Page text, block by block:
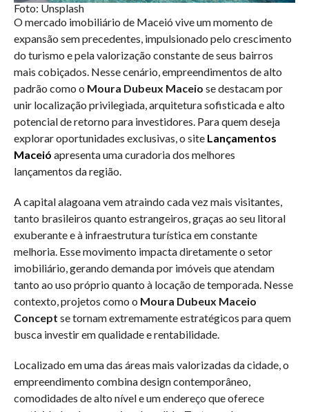
Foto: Unsplash
O mercado imobiliário de Maceió vive um momento de
expansão sem precedentes, impulsionado pelo crescimento
do turismo e pela valorização constante de seus bairros
mais cobiçados. Nesse cenário, empreendimentos de alto
padrão como o Moura Dubeux Maceio se destacam por
unir localização privilegiada, arquitetura sofisticada e alto
potencial de retorno para investidores. Para quem deseja
explorar oportunidades exclusivas, o site Lançamentos
Maceió apresenta uma curadoria dos melhores
lançamentos da região.
A capital alagoana vem atraindo cada vez mais visitantes,
tanto brasileiros quanto estrangeiros, graças ao seu litoral
exuberante e à infraestrutura turística em constante
melhoria. Esse movimento impacta diretamente o setor
imobiliário, gerando demanda por imóveis que atendam
tanto ao uso próprio quanto à locação de temporada. Nesse
contexto, projetos como o Moura Dubeux Maceio
Concept se tornam extremamente estratégicos para quem
busca investir em qualidade e rentabilidade.
Localizado em uma das áreas mais valorizadas da cidade, o
empreendimento combina design contemporâneo,
comodidades de alto nível e um endereço que oferece